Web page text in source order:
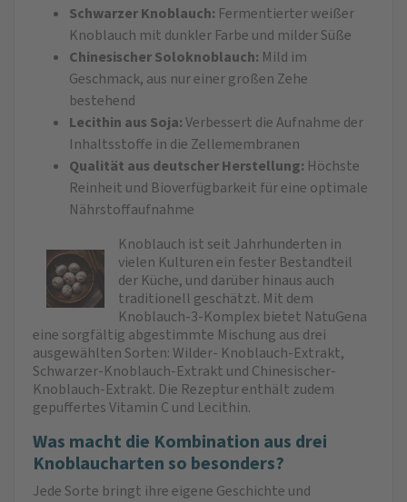
Schwarzer Knoblauch: Fermentierter weißer
Knoblauch mit dunkler Farbe und milder Süße
Chinesischer Soloknoblauch: Mild im
Geschmack, aus nur einer großen Zehe
bestehend
Lecithin aus Soja:Verbessert die Aufnahme der
Inhaltsstoffe in die Zellemembranen
Qualität aus deutscher Herstellung: Höchste
Reinheit und Bioverfügbarkeit für eine optimale
Nährstoffaufnahme
Knoblauch ist seit Jahrhunderten in
vielen Kulturen ein fester Bestandteil
der Küche, und darüber hinaus auch
traditionell geschätzt. Mit dem
Knoblauch-3-Komplex bietet NatuGena
eine sorgfältig abgestimmte Mischung aus drei
ausgewählten Sorten: Wilder- Knoblauch-Extrakt,
Schwarzer-Knoblauch-Extrakt und Chinesischer-
Knoblauch-Extrakt. Die Rezeptur enthält zudem
gepuffertes Vitamin C und Lecithin.
Was macht die Kombination aus drei
Knoblaucharten so besonders?
Jede Sorte bringt ihre eigene Geschichte und